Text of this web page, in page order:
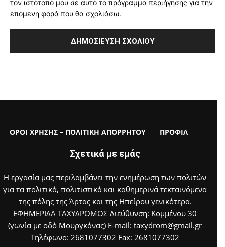
τον ιστότοπό μου σε αυτό το πρόγραμμα περιήγησης για την
επόμενη φορά που θα σχολιάσω.
ΟΡΟΙ ΧΡΗΣΗΣ – ΠΟΛΙΤΙΚΗ ΑΠΟΡΡΗΤΟΥ ΠΡΟΦΙΛ
Σχετικά με εμάς
Η εργασία μας περιλαμβάνει την ενημέρωση των πολιτών
για τα πολιτικά, πολιτιστικά και καθημερινά τεκταινόμενα
της πόλης της Άρτας και της Ηπείρου γενικότερα.
ΕΦΗΜΕΡΙΔΑ ΤΑΧΥΔΡΟΜΟΣ Διεύθυνση: Κομμένου 30
(γωνία με οδό Μουργκάνας) E-mail: taxydrom@gmail.gr
Τηλέφωνο: 2681077302 Fax: 2681077302